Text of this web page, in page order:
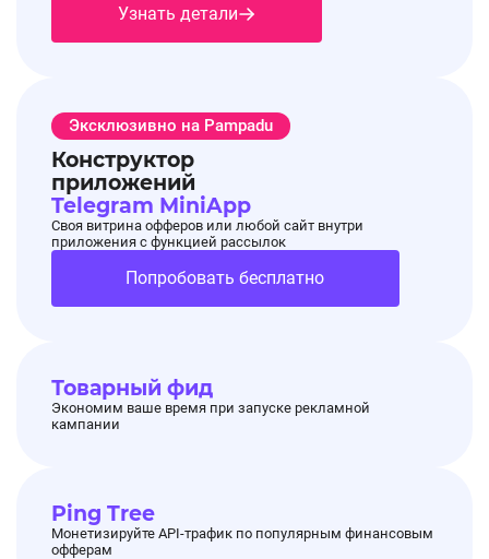
Узнать детали
Эксклюзивно на Pampadu
Конструктор
приложений
Telegram MiniApp
Своя витрина офферов или любой сайт внутри
приложения с функцией рассылок
Попробовать бесплатно
Товарный фид
Экономим ваше время при запуске рекламной
кампании
Ping Tree
Монетизируйте API-трафик по популярным финансовым
офферам